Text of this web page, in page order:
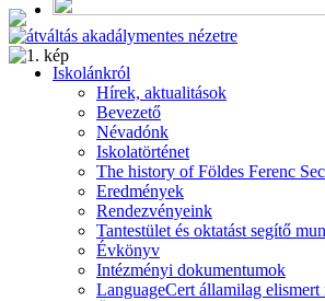
Iskolánkról
Hírek, aktualitások
Bevezető
Névadónk
Iskolatörténet
The history of Földes Ferenc
Eredmények
Rendezvényeink
Tantestület és oktatást segítő
Évkönyv
Intézményi dokumentumok
LanguageCert államilag
Program